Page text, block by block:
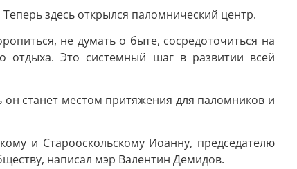
здесь открылся паломнический центр.
не думать о быте, сосредоточиться на
отдыха. Это системный шаг в развитии всей
он станет местом притяжения для паломников и
и Старооскольскому Иоанну, председателю
написал мэр Валентин Демидов.